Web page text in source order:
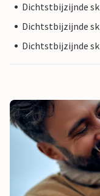
Dichtstbijzijnde
Dichtstbijzijnde
Dichtstbijzijnde